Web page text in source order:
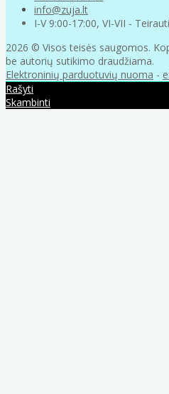
info@zuja.lt
I-V 9:00-17:00, VI-VII -
2026 © Visos teisės saugomos.
be autorių sutikimo draudžiama.
Elektroninių parduotuvių nuoma -
Rašyti
Skambinti